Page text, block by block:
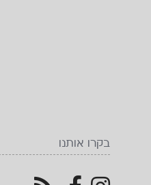
בקרו אותנו